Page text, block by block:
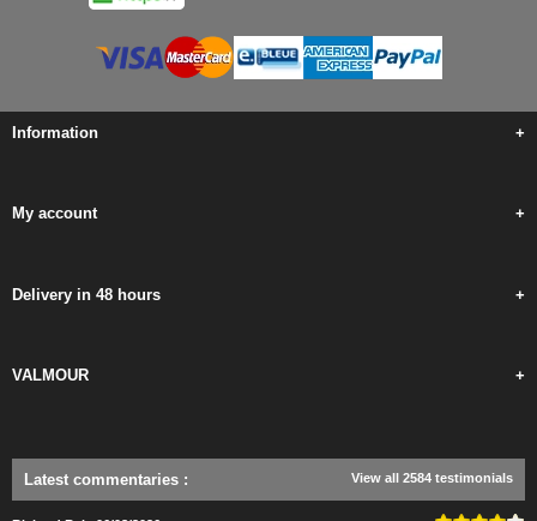
Information +
My account +
Delivery in 48 hours +
VALMOUR +
Latest commentaries : View all 2584 testimonials